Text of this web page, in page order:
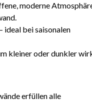
moderne
ideal bei saisonalen
kleiner oder dunkler
erfüllen alle